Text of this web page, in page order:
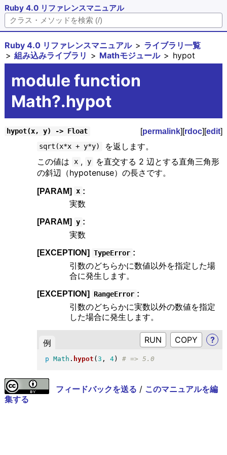
Ruby 4.0 リファレンスマニュアル
Ruby 4.0 リファレンスマニュアル
ライブラリ一覧
組み込みライブラリ
Mathモジュール hypot
module function
Math?.hypot
hypot(x, y) -> Float [permalink][rdoc][edit]
sqrt(x*x + y*y)
を返します。
この値は
x , y
を直交する 2 辺とする直角三角形
の斜辺（hypotenuse）の長さです。
[PARAM] x :
実数
[PARAM] y :
実数
[EXCEPTION] TypeError :
引数のどちらかに数値以外を指定した場
合に発生します。
[EXCEPTION] RangeError :
引数のどちらかに実数以外の数値を指定
した場合に発生します。
例 RUN ?
p Math . hypot (3 , 4)
フィードバックを送る / このマニュアルを編
集する